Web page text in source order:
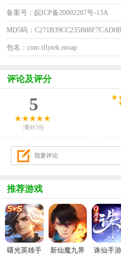
备案号：皖ICP备20002287号-13A
MD5码：
包名：com.iflytek.moap
评论及评分
5
满分5分
推荐游戏
曙光英雄手
新仙魔九界
诛仙手